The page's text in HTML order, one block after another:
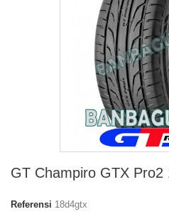
GT Champiro GTX Pro2
Referensi 18d4gtx